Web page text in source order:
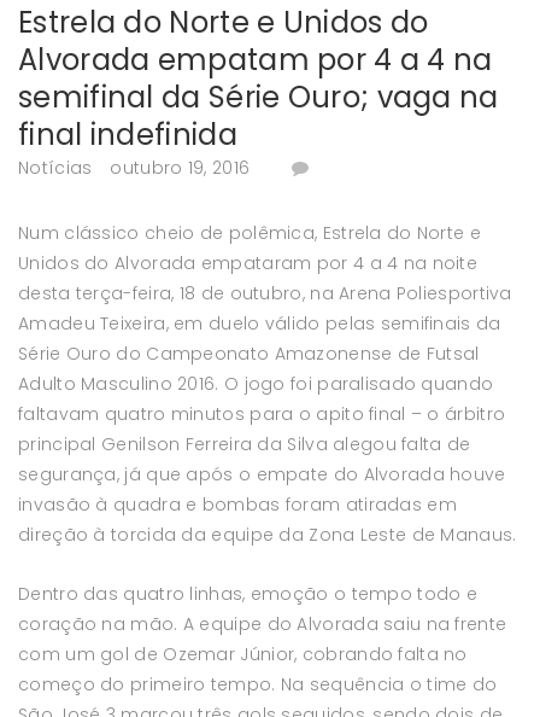
Estrela do Norte e Unidos do
Alvorada empatam por 4 a 4 na
semifinal da Série Ouro; vaga na
final indefinida
Notícias outubro 19, 2016
Num clássico cheio de polêmica, Estrela do Norte e
Unidos do Alvorada empataram por 4 a 4 na noite
desta terça-feira, 18 de outubro, na Arena Poliesportiva
Amadeu Teixeira, em duelo válido pelas semifinais da
Série Ouro do Campeonato Amazonense de Futsal
Adulto Masculino 2016. O jogo foi paralisado quando
faltavam quatro minutos para o apito final – o árbitro
principal Genilson Ferreira da Silva alegou falta de
segurança, já que após o empate do Alvorada houve
invasão à quadra e bombas foram atiradas em
direção à torcida da equipe da Zona Leste de Manaus.
Dentro das quatro linhas, emoção o tempo todo e
coração na mão. A equipe do Alvorada saiu na frente
com um gol de Ozemar Júnior, cobrando falta no
começo do primeiro tempo. Na sequência o time do